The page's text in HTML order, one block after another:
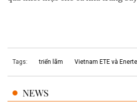
Tags: triển lãm Vietnam ETE và
NEWS